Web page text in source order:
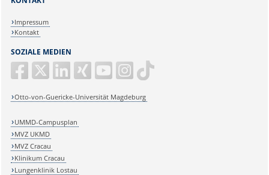
SOZIALE MEDIEN
Otto-von-Guericke-Universität Magdeburg
Impressum
Kontakt
UMMD-Campusplan
MVZ UKMD
MVZ Cracau
Klinikum Cracau
Lungenklinik Lostau